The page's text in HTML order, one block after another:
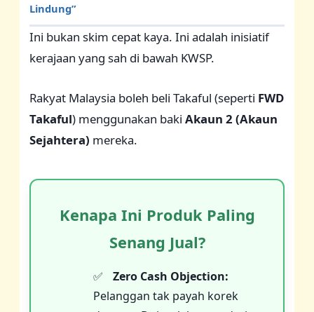
Lindung”
Ini bukan skim cepat kaya. Ini adalah inisiatif
kerajaan yang sah di bawah KWSP.
Rakyat Malaysia boleh beli Takaful (seperti FWD
Takaful) menggunakan bakiAkaun 2 (Akaun
Sejahtera) mereka.
Kenapa Ini Produk Paling
Senang Jual?
Zero Cash Objection:
Pelanggan tak payah korek